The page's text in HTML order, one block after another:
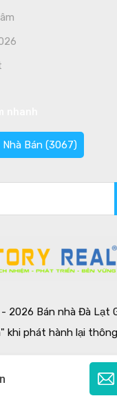
Nhà Bán (3067)
2026 Bán nhà Đà Lạt
khi phát hành lại
by
Ban Nha Da Lat